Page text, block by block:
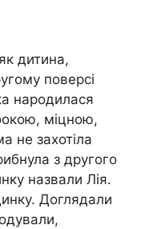
дитина,
поверсі
наpoдилася
міцною,
не захотіла
з другого
назвали Лія.
Доглядали